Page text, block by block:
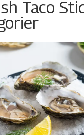
Taco